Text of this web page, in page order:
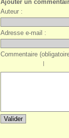
Ajouter un
Auteur :
Adresse e-mail :
Commentaire
|